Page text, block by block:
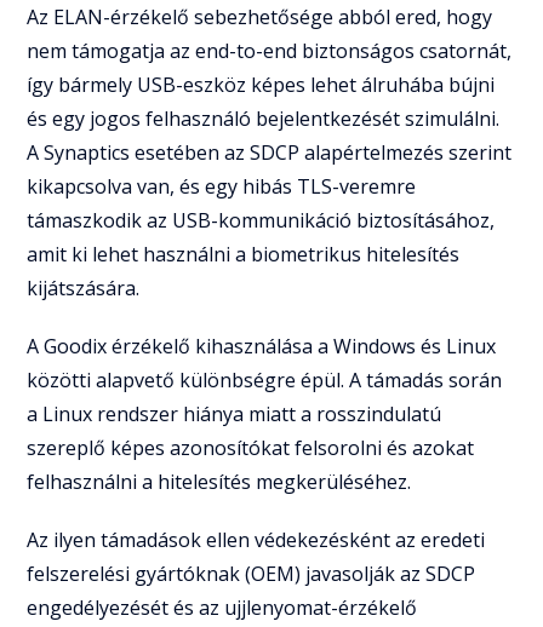
Az ELAN-érzékelő sebezhetősége abból ered, hogy
nem támogatja az end-to-end biztonságos csatornát,
így bármely USB-eszköz képes lehet álruhába bújni
és egy jogos felhasználó bejelentkezését szimulálni.
A Synaptics esetében az SDCP alapértelmezés szerint
kikapcsolva van, és egy hibás TLS-veremre
támaszkodik az USB-kommunikáció biztosításához,
amit ki lehet használni a biometrikus hitelesítés
kijátszására.
A Goodix érzékelő kihasználása a Windows és Linux
közötti alapvető különbségre épül. A támadás során
a Linux rendszer hiánya miatt a rosszindulatú
szereplő képes azonosítókat felsorolni és azokat
felhasználni a hitelesítés megkerüléséhez.
Az ilyen támadások ellen védekezésként az eredeti
felszerelési gyártóknak (OEM) javasolják az SDCP
engedélyezését és az ujjlenyomat-érzékelő